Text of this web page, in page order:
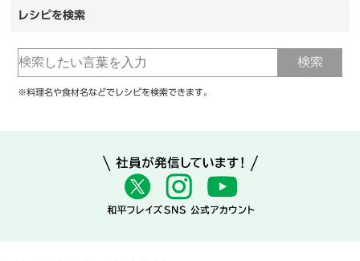
レシピを検索
※料理名や食材名などでレシピを検索できます。